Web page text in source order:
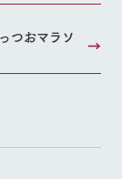
つおマラソ